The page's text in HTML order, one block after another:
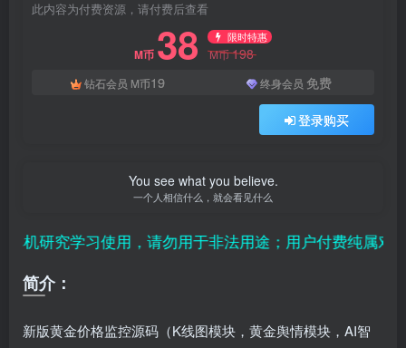
此内容为付费资源，请付费后查看
M币 38 限时特惠
M币198
钻石会员 M币19 终身会员 免费
登录购买
You see what you believe.
一个人相信什么，就会看见什么
研究学习使用，请勿用于非法用途；用户付费纯属对平
简介：
新版黄金价格监控源码（K线图模块，黄金舆情模块，AI智